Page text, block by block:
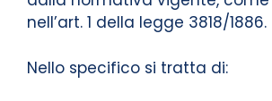
nell’art. 1 della legge 3818/1886.
Nello specifico si tratta di: